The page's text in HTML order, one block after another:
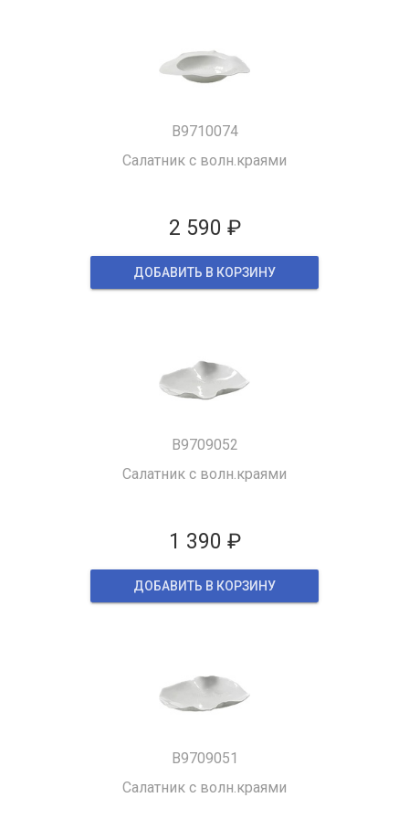
B9710074
Салатник с волн.краями
2 590 ₽
ДОБАВИТЬ В КОРЗИНУ
B9709052
Салатник с волн.краями
1 390 ₽
ДОБАВИТЬ В КОРЗИНУ
B9709051
Салатник с волн.краями